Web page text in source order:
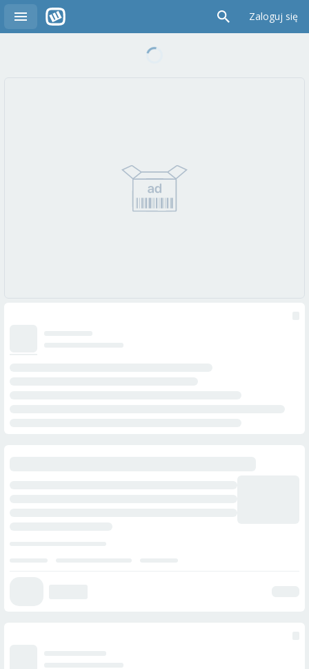
Zaloguj się